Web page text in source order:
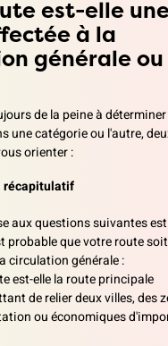
est-elle
à la
générale ou
de la peine à
une catégorie ou l'autre,
orienter :
récapitulatif
aux questions suivantes
probable que votre route
circulation générale :
est-elle la route principale
de relier deux villes, des
ou économiques